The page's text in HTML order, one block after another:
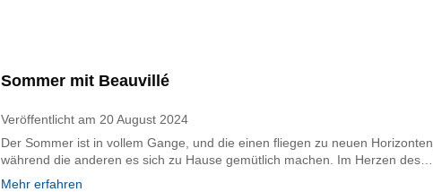
Sommer mit Beauvillé
Veröffentlicht am 20 August 2024
Der Sommer ist in vollem Gange, und die einen fliegen zu neuen Horizonten,
während die anderen es sich zu Hause gemütlich machen. Im Herzen des…
Mehr erfahren